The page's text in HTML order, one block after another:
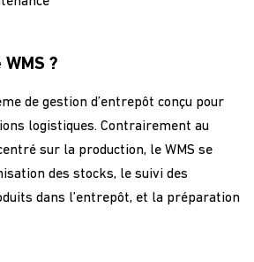
?
de gestion d’entrepôt conçu pour
logistiques. Contrairement au
sur la production, le WMS se
des stocks, le suivi des
dans l’entrepôt, et la préparation